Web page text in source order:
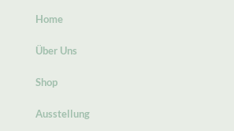
Home
Über Uns
Shop
Ausstellung